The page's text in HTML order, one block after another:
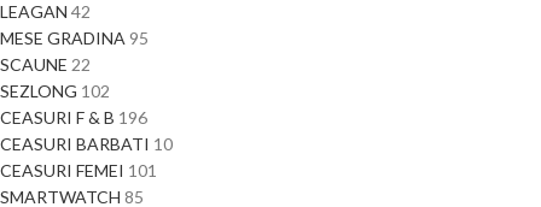
LEAGAN 42
MESE GRADINA 95
SCAUNE 22
SEZLONG 102
CEASURI F & B 196
CEASURI BARBATI 10
CEASURI FEMEI 101
SMARTWATCH 85